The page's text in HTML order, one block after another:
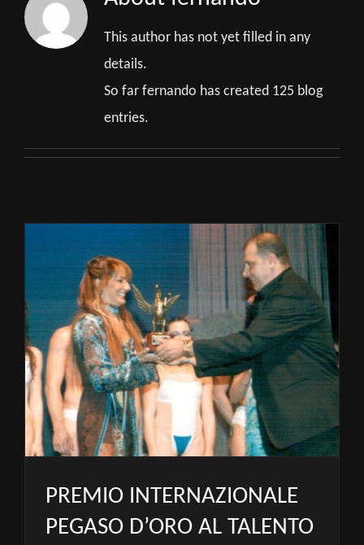
This author has not yet filled in any
details.
So far fernando has created 125 blog
entries.
PREMIO INTERNAZIONALE
PEGASO D’ORO AL TALENTO